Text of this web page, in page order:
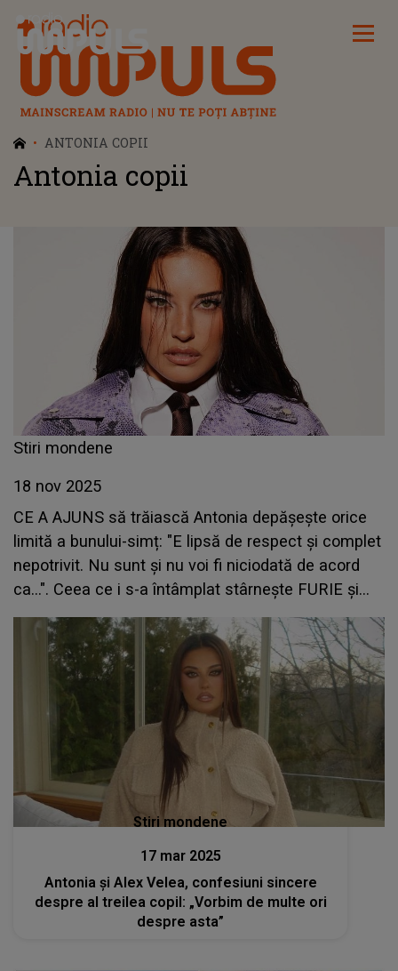
Radio Impuls
ANTONIA COPII
Antonia copii
Stiri mondene
18 nov 2025
CE A AJUNS să trăiască Antonia depășește orice
limită a bunului-simț: "E lipsă de respect și complet
nepotrivit. Nu sunt și nu voi fi niciodată de acord
ca...". Ceea ce i s-a întâmplat stârnește FURIE și
INDIGNARE peste tot. NU mai tace. NU mai
acceptă
Stiri mondene
17 mar 2025
Antonia și Alex Velea, confesiuni sincere
despre al treilea copil: „Vorbim de multe ori
despre asta”